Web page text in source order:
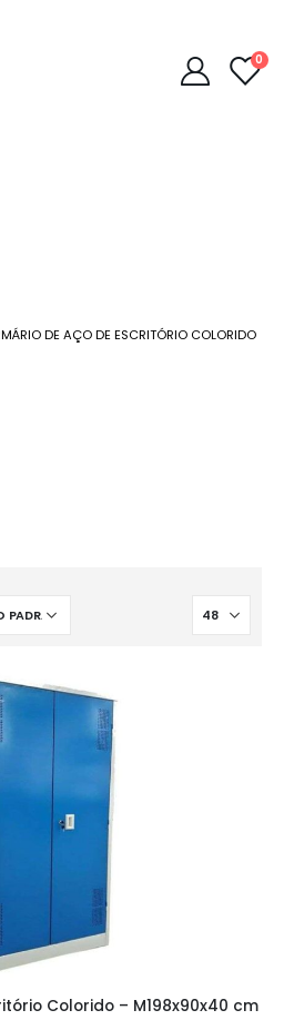
0
DE AÇO DE ESCRITÓRIO COLORIDO
Colorido – M198x90x40 cm